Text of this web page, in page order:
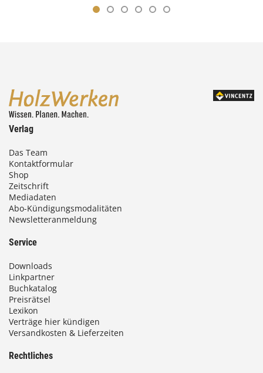
Verlag
Das Team
Kontaktformular
Shop
Zeitschrift
Mediadaten
Abo-Kündigungsmodalitäten
Newsletteranmeldung
Service
Downloads
Linkpartner
Buchkatalog
Preisrätsel
Lexikon
Verträge hier kündigen
Versandkosten & Lieferzeiten
Rechtliches